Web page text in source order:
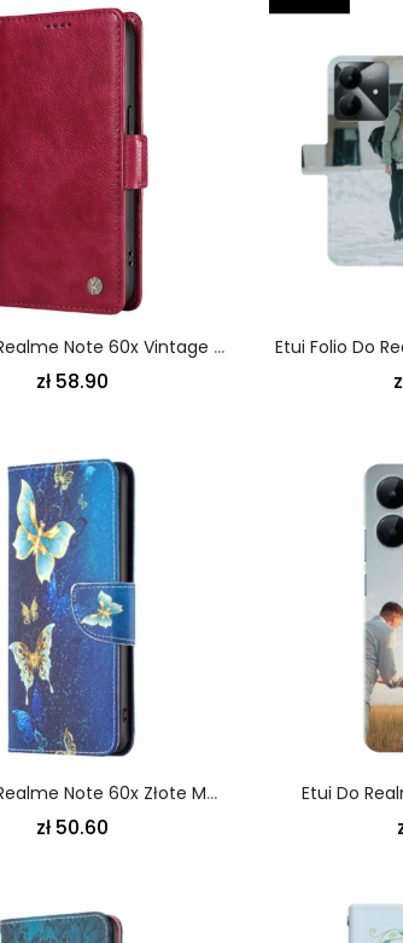
Etui Folio Realme Note 60x Vintage Yikatu
zł 58.90
Etui Folio Realme Note 60x Złote Motyle
zł 50.60
Etui Do